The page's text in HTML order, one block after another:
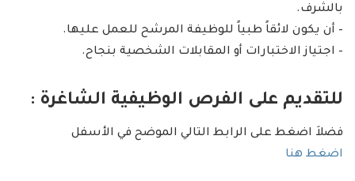
بالشرف.
– أن يكون لائقاً طبياً للوظيفة المرشح للعمل عليها.
– اجتياز الاختبارات أو المقابلات الشخصية بنجاح.
للتقديم على الفرص الوظيفية الشاغرة :
فضلاَ اضغط على الرابط التالي الموضح في الأسفل
اضغط هنا